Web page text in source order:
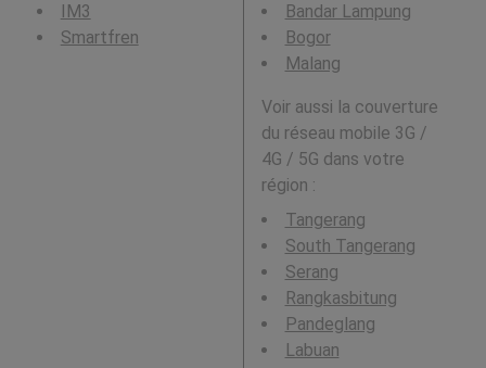
IM3
Smartfren
Bandar Lampung
Bogor
Malang
Voir aussi la couverture
du réseau mobile 3G /
4G / 5G dans votre
région :
Tangerang
South Tangerang
Serang
Rangkasbitung
Pandeglang
Labuan